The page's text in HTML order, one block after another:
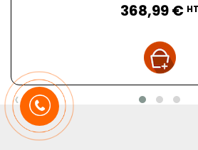
368,99 € HT
‹